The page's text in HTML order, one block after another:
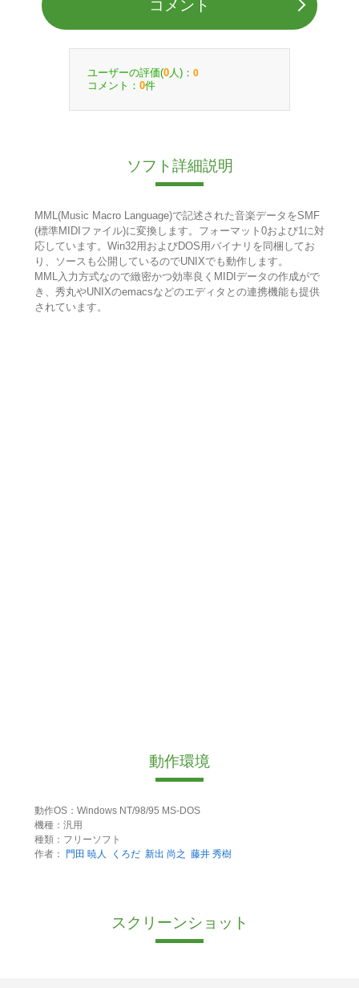
コメント
ユーザーの評価(0 人)： 0
コメント： 0件
ソフト詳細説明
MML(Music Macro Language)で記述された音楽データをSMF
(標準MIDIファイル)に変換します。フォーマット0および1に対
応しています。Win32用およびDOS用バイナリを同梱してお
り、ソースも公開しているのでUNIXでも動作します。
MML入力方式なので緻密かつ効率良くMIDIデータの作成がで
き、秀丸やUNIXのemacsなどのエディタとの連携機能も提供
されています。
動作環境
動作OS：Windows NT/98/95 MS-DOS
機種：汎用
種類：フリーソフト
作者：
門田 暁人 くろだ 新出 尚之 藤井 秀樹
スクリーンショット